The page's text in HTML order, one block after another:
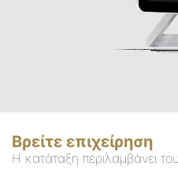
Βρείτε επιχείρηση
Η κατάταξη περιλαμβάνει